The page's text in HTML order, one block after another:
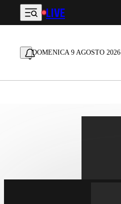
Vai al contenuto principale
LIVE
DOMENICA 9 AGOSTO 2026